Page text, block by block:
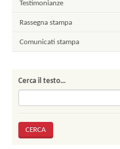
Testimonianze
Rassegna stampa
Comunicati stampa
Cerca il testo…